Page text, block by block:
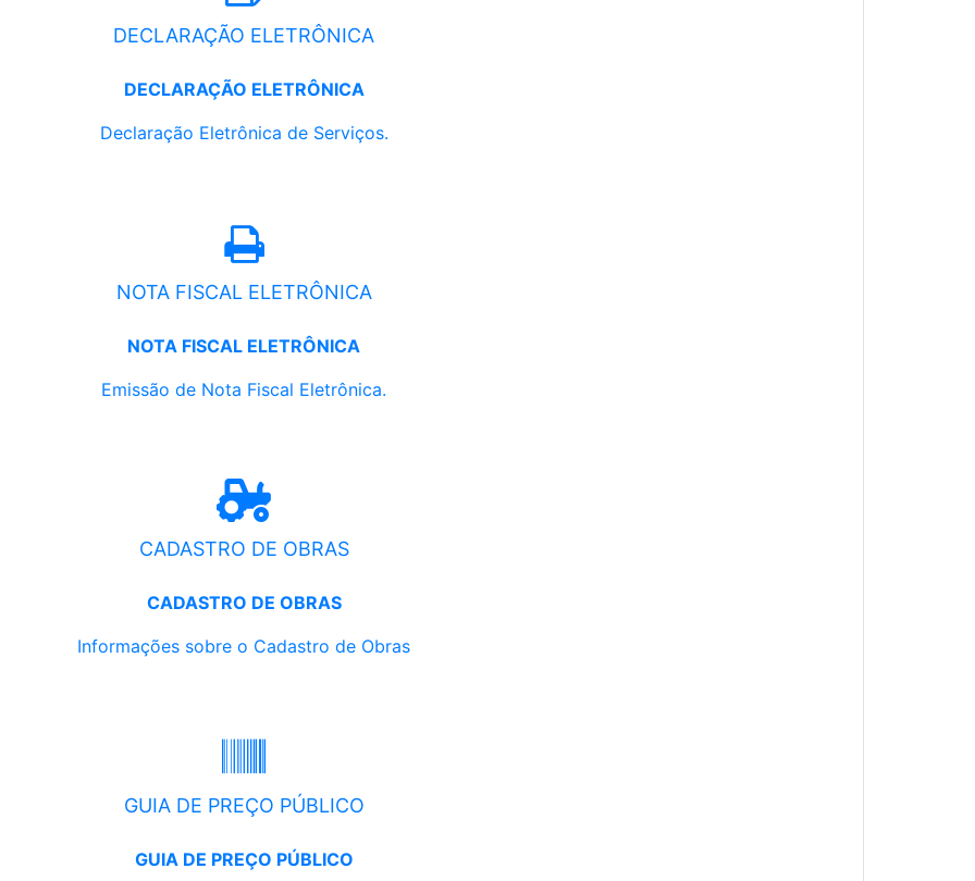
DECLARAÇÃO ELETRÔNICA
DECLARAÇÃO ELETRÔNICA
Declaração Eletrônica de Serviços.
NOTA FISCAL ELETRÔNICA
NOTA FISCAL ELETRÔNICA
Emissão de Nota Fiscal Eletrônica.
CADASTRO DE OBRAS
CADASTRO DE OBRAS
Informações sobre o Cadastro de Obras
GUIA DE PREÇO PÚBLICO
GUIA DE PREÇO PÚBLICO